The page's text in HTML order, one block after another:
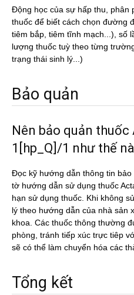
Động học của sự hấp thu, phân
thuốc để biết cách chọn đường
tiêm bắp, tiêm tĩnh mạch...), số
lượng thuốc tuỳ theo từng
trạng thái sinh lý...)
Bảo quản
Nên bảo quản
1[hp_Q]/1 như thế
Đọc kỹ hướng dẫn thông tin
tờ hướng dẫn sử dụng thuốc
hạn sử dụng thuốc. Khi không
lý theo hướng dẫn của nhà sản
khoa. Các thuốc thông thường
phòng, tránh tiếp xúc trực tiêp
sẽ có thể làm chuyển hóa các
Tổng kết